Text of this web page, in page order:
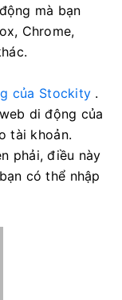
mà bạn
Chrome,
của Stockity .
di động của
tài khoản.
phải, điều này
có thể nhập